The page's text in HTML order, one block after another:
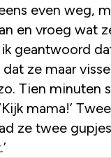
even weg,
en vroeg wat
geantwoord
ze maar
Tien minuten
mama!’
ze twee